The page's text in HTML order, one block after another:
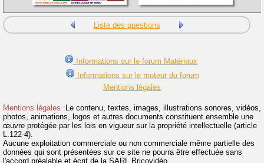
Liste des questions
Informations sur le forum Matériaux
Informations sur le moteur du forum
Mentions légales
Mentions légales : Le contenu, textes, images, illustrations sonores, vidéos,
photos, animations, logos et autres documents constituent ensemble une
œuvre protégée par les lois en vigueur sur la propriété intellectuelle (article
L.122-4).
Aucune exploitation commerciale ou non commerciale même partielle des
données qui sont présentées sur ce site ne pourra être effectuée sans
l'accord préalable et écrit de la SARL Bricovidéo.